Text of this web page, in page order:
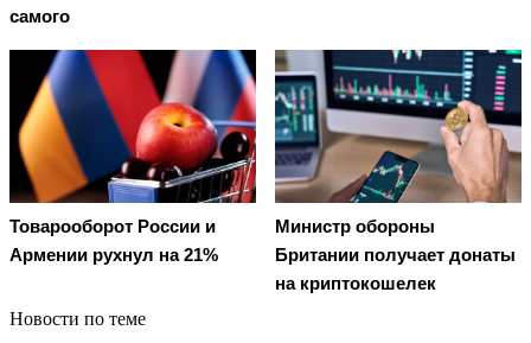
самого
Товарооборот России и
Армении рухнул на 21%
Министр обороны
Британии получает донаты
на криптокошелек
Новости по теме